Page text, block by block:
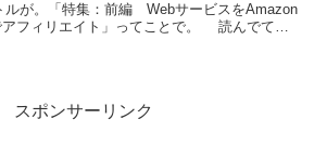
ルが。「特集：前編 WebサービスをAmazon
フィリエイト」ってことで。 読んでて最
スポンサーリンク